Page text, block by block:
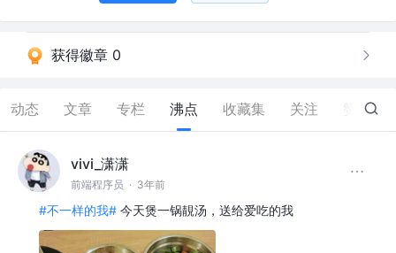
获得徽章 0
动态 文章 专栏 沸点 收藏集 关注 13
vivi_潇潇
前端程序员 · 3年前
#不一样的我# 今天煲一锅靚汤，送给爱吃的我